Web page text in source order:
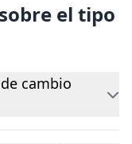
el tipo
cambio